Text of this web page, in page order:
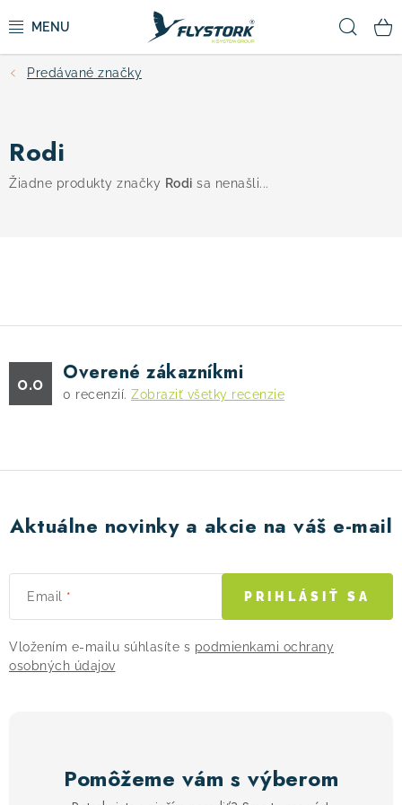
na
CYKLISTIKA
KOLOBEŽKY
VÝPREDAJ
Moja objednávka
Kontakty Slovenčina
Predávané značky
Rodi
Žiadne produkty značky Rodi sa nenašli...
0.0 Overené zákazníkmi
0 recenzií. Zobraziť všetky recenzie
Aktuálne novinky a akcie na váš e-mail
Email
Vložením e-mailu súhlasíte s podmienkami ochrany
osobných údajov
PRIHLÁSIŤ SA
Pomôžeme vám s výberom